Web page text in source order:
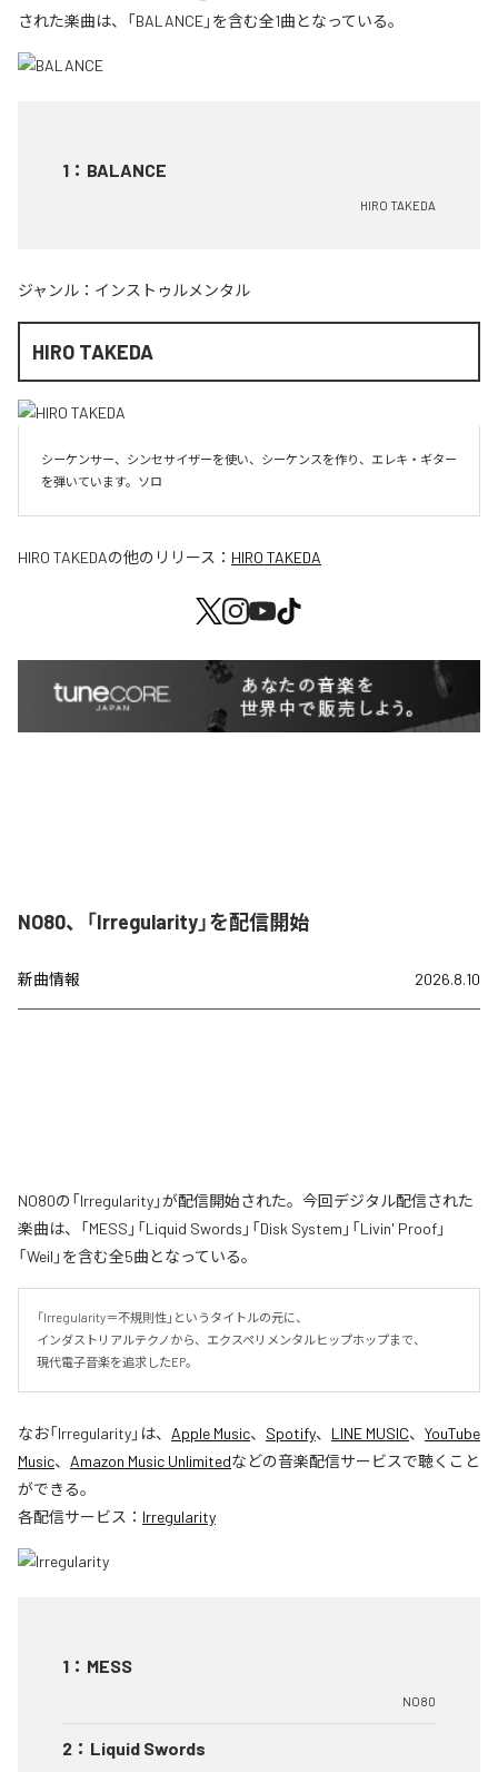
された楽曲は、「BALANCE」を含む全1曲となっている。
1 ： BALANCE
HIRO TAKEDA
ジャンル： インストゥルメンタル
HIRO TAKEDA
シーケンサー、シンセサイザーを使い、シーケンスを作り、エレキ・ギター
を弾いています。ソロ
HIRO TAKEDAの他のリリース： HIRO TAKEDA
NO80、「Irregularity」を配信開始
新曲情報 2026.8.10
NO80の「Irregularity」が配信開始された。今回デジタル配信された
楽曲は、「MESS」「Liquid Swords」「Disk System」「Livin' Proof」
「Weil」を含む全5曲となっている。
「Irregularity＝不規則性」というタイトルの元に、
インダストリアルテクノから、エクスペリメンタルヒップホップまで、
現代電子音楽を追求したEP。
なお「Irregularity」は、 Apple Music、 Spotify、 LINE MUSIC、 YouTube
Music、 Amazon Music Unlimitedなどの音楽配信サービスで聴くこと
ができる。
各配信サービス： Irregularity
1 ： MESS
NO80
2 ： Liquid Swords